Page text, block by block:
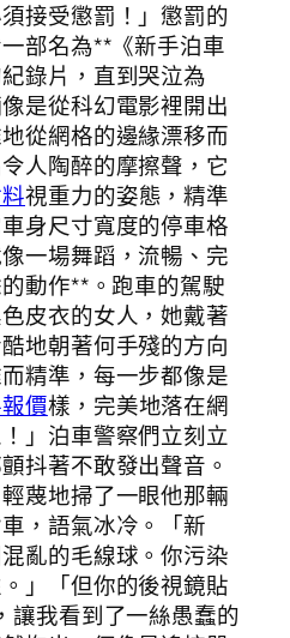
接受懲罰！」懲罰的
部名為**《新手泊車
錄片，直到哭泣為
是從科幻電影裡開出
從網格的邊緣漂移而
人陶醉的摩擦聲，它
視重力的姿態，精準
身尺寸寬度的停車格
一場舞蹈，流暢、完
動作**。跑車的駕駛
皮衣的女人，她戴著
地朝著何手殘的方向
精準，每一步都像是
價樣，完美地落在網
」泊車警察們立刻立
抖著不敢發出聲音。
蔑地掃了一眼他那輛
，語氣冰冷。「新
亂的毛線球。你污染
」「但你的後視鏡貼
我看到了一絲愚蠢的